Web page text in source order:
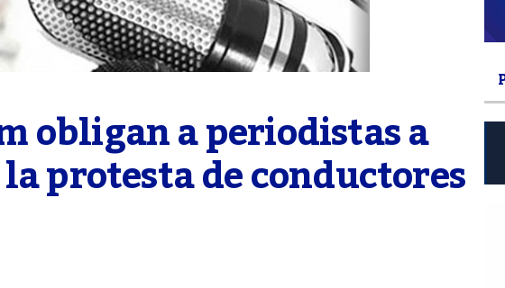
obligan a periodistas a
protesta de conductores